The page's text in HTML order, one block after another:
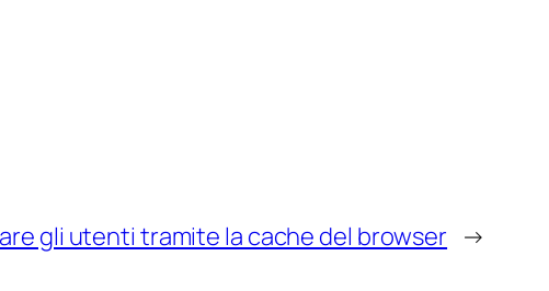
gli utenti tramite la cache del browser →